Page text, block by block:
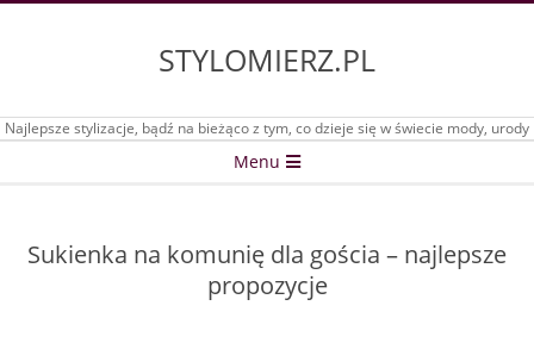
STYLOMIERZ.PL
Najlepsze stylizacje, bądź na bieżąco z tym, co dzieje się w świecie mody, urody
Menu
Sukienka na komunię dla gościa – najlepsze
propozycje